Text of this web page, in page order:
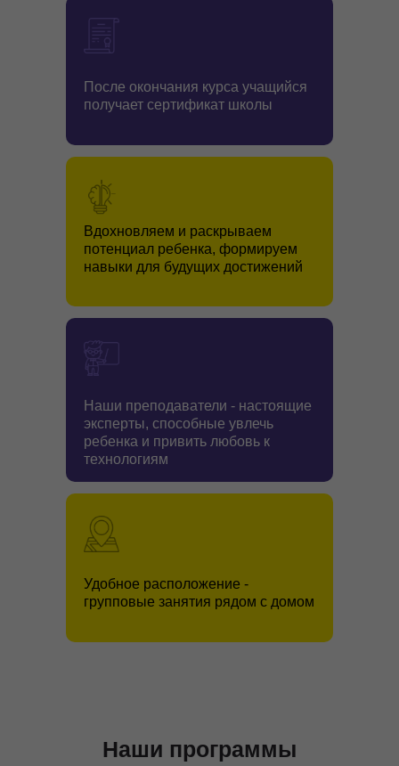
Вдохновляем и раскрываем
потенциал ребенка, формируем
навыки для будущих достижений
После окончания курса учащийся
получает сертификат школы
Наши преподаватели - настоящие
эксперты, способные увлечь
ребенка и привить любовь к
технологиям
Удобное расположение -
групповые занятия рядом с домом
Наши программы